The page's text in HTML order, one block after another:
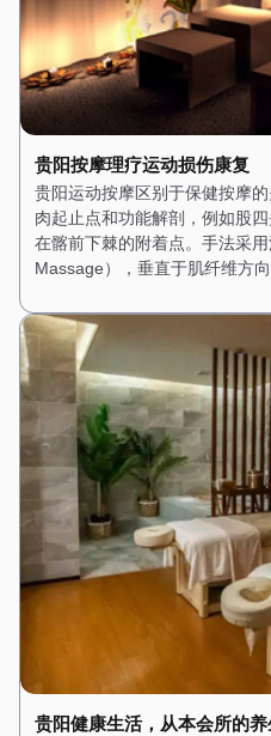
贵阳按摩理疗运动损伤康复
贵阳运动按摩区别于保健按摩
肉起止点和功能解剖，例如股
在髂前下棘的附着点。手法采
Massage），垂直于肌纤维方
贵阳健康生活，从本会所的